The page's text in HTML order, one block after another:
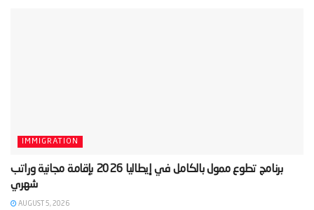
IMMIGRATION
‫برنامج تطوع ممول بالكامل في إيطاليا 2026 بإقامة مجانية وراتب
شهري‬
AUGUST 5, 2026